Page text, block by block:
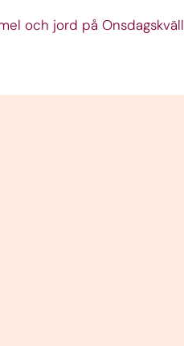
och jord på